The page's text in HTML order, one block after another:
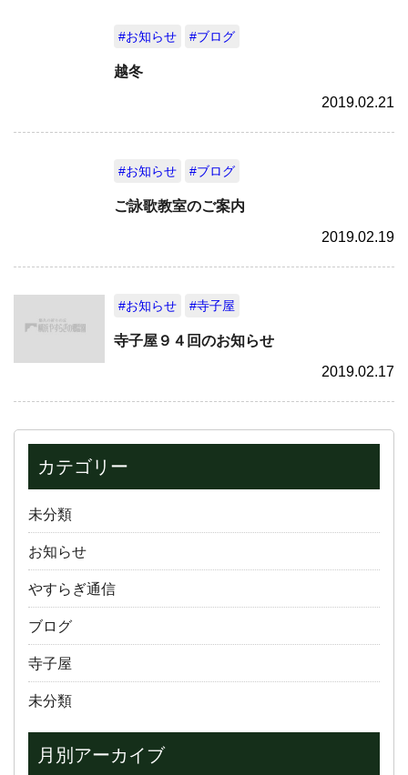
#お知らせ #ブログ
越冬
2019.02.21
#お知らせ #ブログ
ご詠歌教室のご案内
2019.02.19
#お知らせ #寺子屋
寺子屋９４回のお知らせ
2019.02.17
カテゴリー
未分類
お知らせ
やすらぎ通信
ブログ
寺子屋
未分類
月別アーカイブ